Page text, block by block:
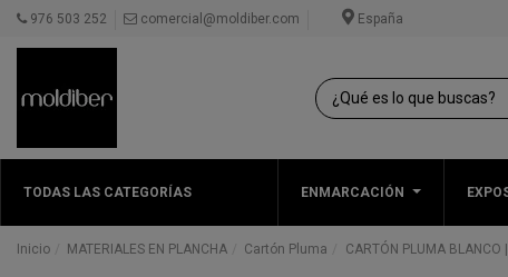
976 503 252 comercial@moldiber.com España
TODAS LAS CATEGORÍAS ENMARCACIÓN
Inicio MATERIALES EN PLANCHA Cartón Pluma CARTÓN PLUMA